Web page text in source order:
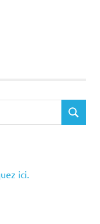
SEARCH
ici.